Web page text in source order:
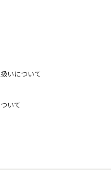
いについて
いて